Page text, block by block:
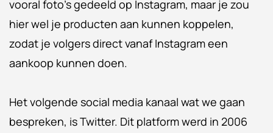
vooral foto's gedeeld op Instagram, maar je zou
hier wel je producten aan kunnen koppelen,
zodat je volgers direct vanaf Instagram een
aankoop kunnen doen.
Het volgende social media kanaal wat we gaan
bespreken, is Twitter. Dit platform werd in 2006